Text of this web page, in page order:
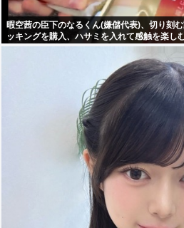
暇空茜の臣下のなるくん(嫌儲代表)、切り刻
ッキングを購入、ハサミを入れて感触を楽し